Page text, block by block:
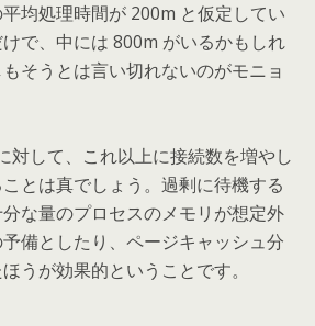
均処理時間が 200m と仮定してい
で、中には 800m がいるかもしれ
そうとは言い切れないのがモニョ
対して、これ以上に接続数を増やし
とは真でしょう。過剰に待機する
な量のプロセスのメモリが想定外
備としたり、ページキャッシュ分
うが効果的ということです。